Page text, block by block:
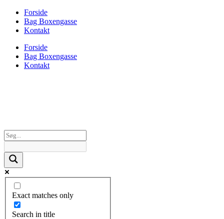
Forside
Bag Boxengasse
Kontakt
Forside
Bag Boxengasse
Kontakt
Exact matches only
Search in title